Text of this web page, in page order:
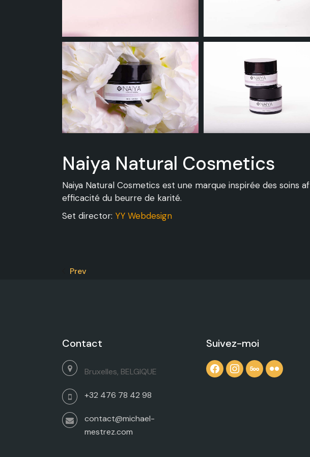
Naiya Natural Cosmetics
Naiya Natural Cosmetics est une marque inspirée des soins
efficacité du beurre de karité.
Set director: YY Webdesign
Prev
Contact
Bruxelles, BELGIQUE
+32 476 78 42 98
contact@michael-
mestrez.com
Suivez-moi
facebookinstagram
500pxflickr